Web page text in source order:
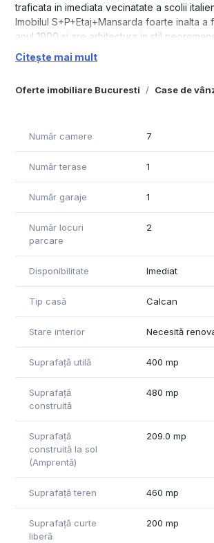
Oferte imobiliare Bucuresti Case de
traficata in imediata vecinatate a scolii
Imobilul S+P+Etaj+Mansarda foarte inalta a
anul 1900 si are arhitectura in stil
Proprietatea ocupa un teren de 460mp cu
15ml. Beneficiaza de curte libera de aprox
Pentru cei care cauta o locuinta spatioasa
Nu este monument istoric!
Pentru cei care doresc sa investeasca si
imobil boutique este disponibil certificat de
informare.
Indicatori urbanistici - POT max 50%, CUT
Utilizari admise - locuinte individuale si
Zona exceptionala intre Piata Romana si
Citește mai mult
Număr camere 7
Număr terase 1
Număr garaje 1
Număr locuri
parcare
2
Disponibilitate Imediat
Tip casă Calcan
Stare interior Necesită
Suprafață utilă 400 mp
Suprafață
construită
480 mp
Suprafață
construită la sol
(Amprentă)
209.0 mp
Suprafață teren 460 mp
Suprafață curte
liberă
200 mp